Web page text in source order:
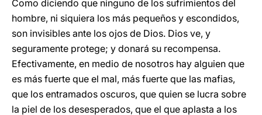
Como diciendo que ninguno de los sufrimientos del
hombre, ni siquiera los más pequeños y escondidos,
son invisibles ante los ojos de Dios. Dios ve, y
seguramente protege; y donará su recompensa.
Efectivamente, en medio de nosotros hay alguien que
es más fuerte que el mal, más fuerte que las mafias,
que los entramados oscuros, que quien se lucra sobre
la piel de los desesperados, que el que aplasta a los